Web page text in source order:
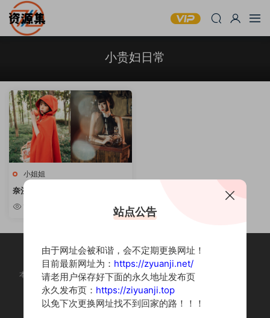
小贵妇日常
小姐姐
奈汐酱nice – 身材撩人写真合集
[持续更新]
本站为摄影写真图片网站，内容来自网络收集整理，仅作个人学习使用。
如有违法内容请联系删除
Copyright © 2022 资源集
站点公告
由于网址会被和谐，会不定期更换网址！
目前最新网址为： https://zyuanji.net/
请老用户保存好下面的永久地址发布页
永久发布页： https://ziyuanji.top
以免下次更换网址找不到回家的路！！！